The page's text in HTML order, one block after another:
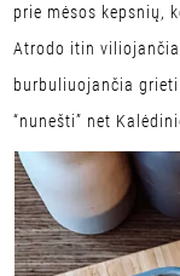
prie mėsos kepsnių,
Atrodo itin
burbuliuojančia
“nunešti” net